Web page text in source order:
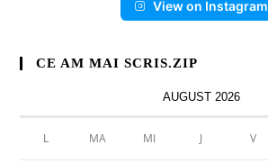
View on Instagram
CE AM MAI SCRIS.ZIP
AUGUST 2026
L MA MI J V